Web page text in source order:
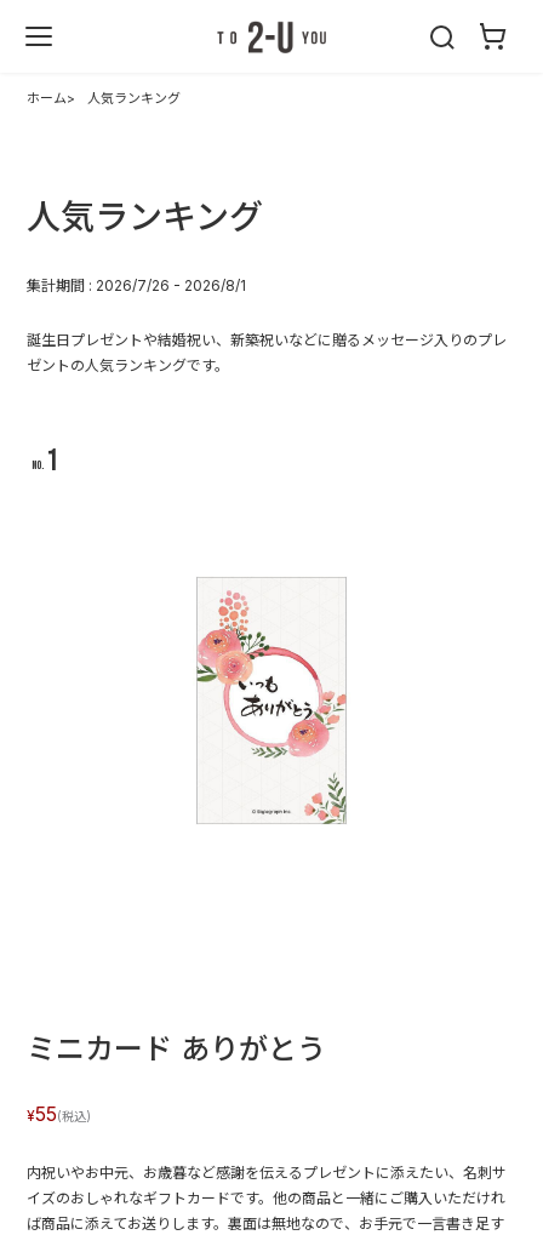
ホーム 人気ランキング
人気ランキング
集計期間 : 2026/7/26 - 2026/8/1
誕生日プレゼントや結婚祝い、新築祝いなどに贈るメッセージ入りのプレ
ゼントの人気ランキングです。
ミニカード ありがとう
55
内祝いやお中元、お歳暮など感謝を伝えるプレゼントに添えたい、名刺サ
イズのおしゃれなギフトカードです。他の商品と一緒にご購入いただけれ
ば商品に添えてお送りします。裏面は無地なので、お手元で一言書き足す